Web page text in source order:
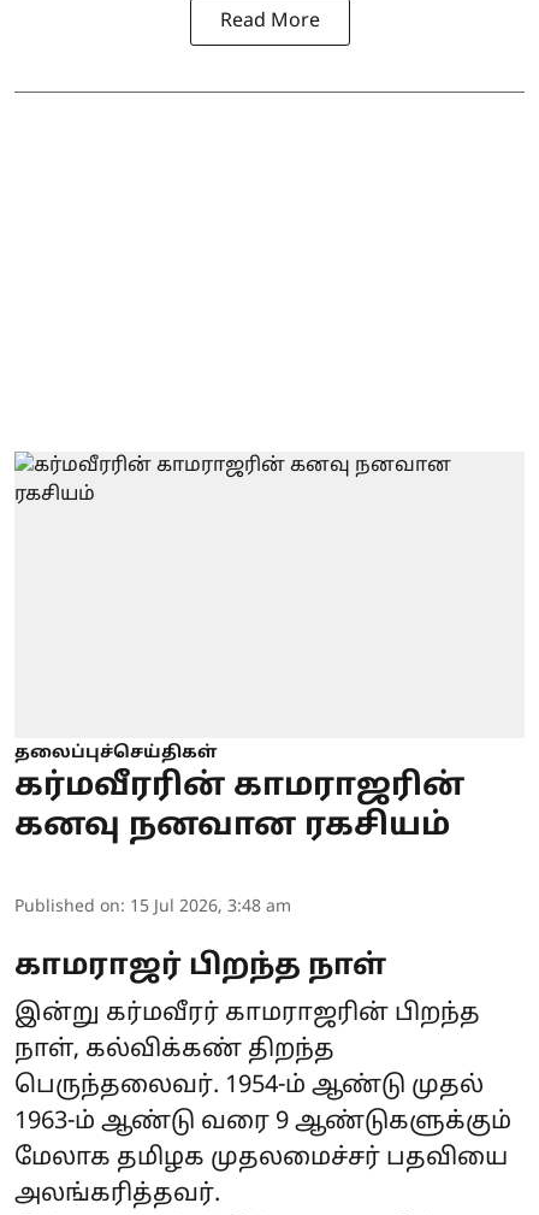
Read More
தலைப்புச்செய்திகள்
கர்மவீரரின் காமராஜரின்
கனவு நனவான ரகசியம்
Published on: 15 Jul 2026, 3:48 am
காமராஜர் பிறந்த நாள்
இன்று கர்மவீரர் காமராஜரின் பிறந்த
நாள், கல்விக்கண் திறந்த
பெருந்தலைவர். 1954-ம் ஆண்டு முதல்
1963-ம் ஆண்டு வரை 9 ஆண்டுகளுக்கும்
மேலாக தமிழக முதலமைச்சர் பதவியை
அலங்கரித்தவர்.